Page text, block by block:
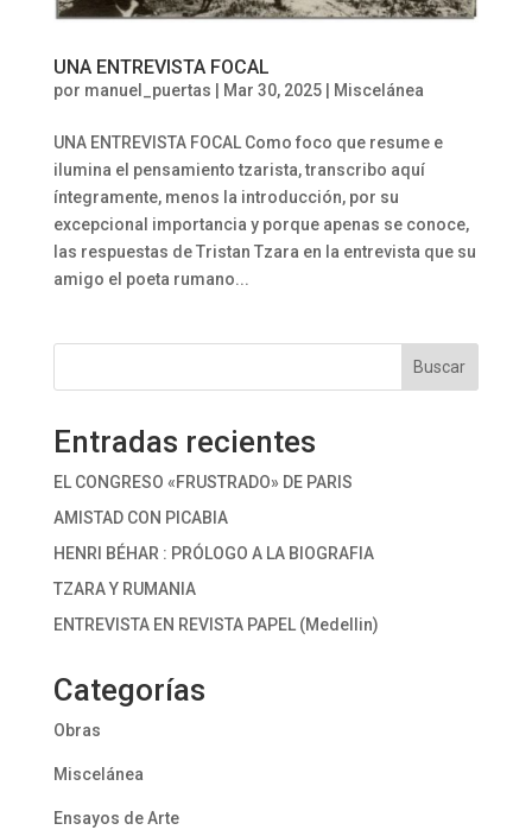
UNA ENTREVISTA FOCAL
por manuel_puertas Mar 30, 2025| Miscelánea
UNA ENTREVISTA FOCAL Como foco que resume e
ilumina el pensamiento tzarista, transcribo aquí
íntegramente, menos la introducción, por su
excepcional importancia y porque apenas se conoce,
las respuestas de Tristan Tzara en la entrevista que su
amigo el poeta rumano...
Buscar
Entradas recientes
EL CONGRESO «FRUSTRADO» DE PARIS
AMISTAD CON PICABIA
HENRI BÉHAR : PRÓLOGO A LA BIOGRAFIA
TZARA Y RUMANIA
ENTREVISTA EN REVISTA PAPEL (Medellin)
Categorías
Obras
Miscelánea
Ensayos de Arte